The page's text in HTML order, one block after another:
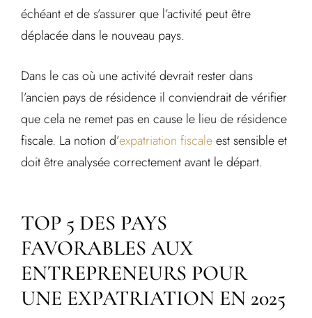
échéant et de s’assurer que l’activité peut être
déplacée dans le nouveau pays.
Dans le cas où une activité devrait rester dans
l’ancien pays de résidence il conviendrait de vérifier
que cela ne remet pas en cause le lieu de résidence
fiscale. La notion d’expatriation fiscaleest sensible et
doit être analysée correctement avant le départ.
TOP 5 DES PAYS
FAVORABLES AUX
ENTREPRENEURS POUR
UNE EXPATRIATION EN 2025